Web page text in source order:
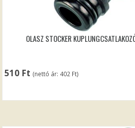
OLASZ STOCKER
510 Ft (nettó ár: 402 Ft)